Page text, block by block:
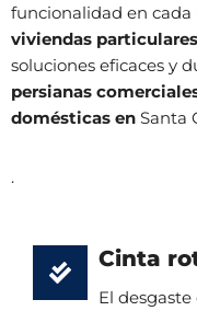
funcionalidad en
viviendas particulares
soluciones eficaces y
persianas
domésticas en Santa
.
Cinta
El